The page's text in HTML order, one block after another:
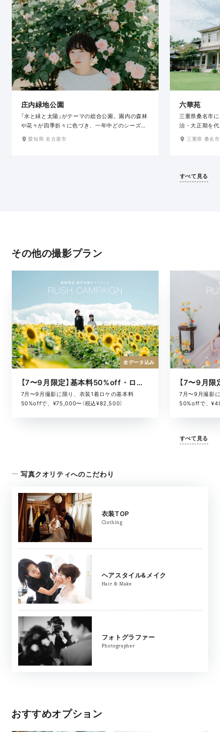
庄内緑地公園
「水と緑と太陽」がテーマの総合公園。園内の森林
や花々が四季折々に色づき、一年中どのシーズン
に訪れても見どころがある自然美溢れるフォトス
愛知県 名古屋市
六華苑
三重県桑名市
治・大正期を
計で有形な建
で、和装・洋
な撮影が楽し
三重県 桑名市
すべて見る
その他の撮影プラン
【7〜9月限定】基本料50%off・ロケキャンペーン
7月〜9月撮影に限り、衣装1着ロケの基本料
50%offで、¥75,000〜（税込¥82,500）
全データ込み
7月〜9月撮影
50%offで、
すべて見る
写真クオリティへのこだわり
衣装TOP
Clothing
ヘアスタイル&メイク
Hair & Make
フォトグラファー
Photographer
おすすめオプション